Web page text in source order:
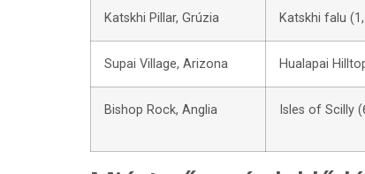
Katskhi Pillar, Grúzia Katskhi falu
Supai Village, Arizona Hualapai
Bishop Rock, Anglia Isles of Scilly